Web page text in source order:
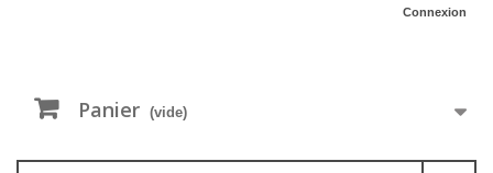
Connexion
Panier (vide)